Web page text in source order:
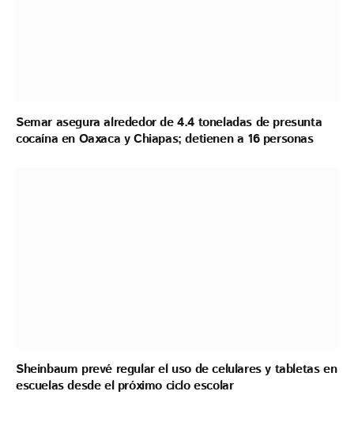
Semar asegura alrededor de 4.4 toneladas de presunta
cocaína en Oaxaca y Chiapas; detienen a 16 personas
Sheinbaum prevé regular el uso de celulares y tabletas en
escuelas desde el próximo ciclo escolar